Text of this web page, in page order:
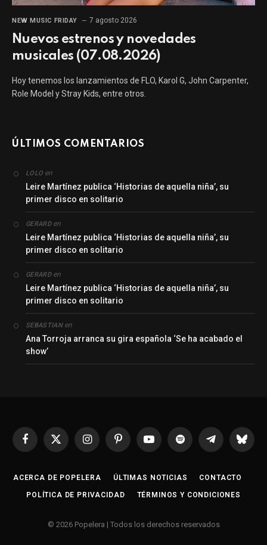
NEW MUSIC FRIDAY 7 agosto 2026
Nuevos estrenos y novedades
musicales (07.08.2026)
Hoy tenemos los lanzamientos de FLO, Karol G, John Carpenter,
Role Model y Stray Kids, entre otros.
ÚLTIMOS COMENTARIOS
LOLO en
Leire Martínez publica ‘Historias de aquella niña’, su
primer disco en solitario
GERARDen
Leire Martínez publica ‘Historias de aquella niña’, su
primer disco en solitario
GERARDen
Leire Martínez publica ‘Historias de aquella niña’, su
primer disco en solitario
SEBASTIANen
Ana Torroja arranca su gira española ‘Se ha acabado el
show’
Facebook
X
InstagramPinterestYouTubeSpotify Telegrama
ACERCA DE POPELERA ÚLTIMAS NOTICIAS CONTACTO
POLÍTICA DE PRIVACIDAD TÉRMINOS Y CONDICIONES
© 2026 Popelera | Todos los derechos reservados